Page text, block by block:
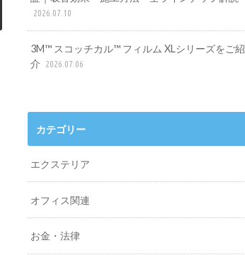
2026.07.10
3M™ スコッチカル™ フィルム XLシリーズをご紹
介
2026.07.06
カテゴリー
エクステリア
オフィス関連
お金・法律